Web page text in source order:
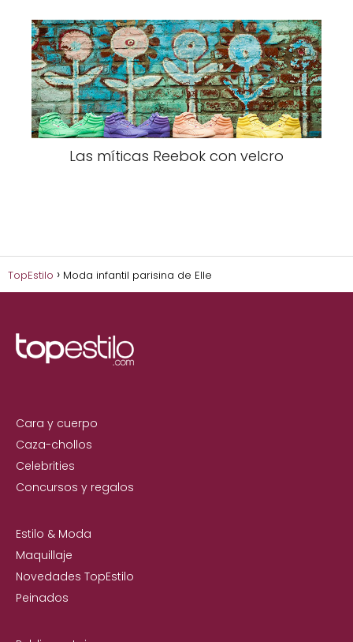
Las míticas Reebok con velcro
TopEstilo Moda infantil parisina de Elle
Cara y cuerpo
Caza-chollos
Celebrities
Concursos y regalos
Estilo & Moda
Maquillaje
Novedades TopEstilo
Peinados